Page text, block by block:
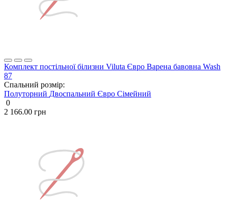
Комплект постільної білизни Viluta Євро Варена бавовна Wash
87
Спальний розмір:
Полуторний Двоспальний Євро Сімейний
0
2 166.00 грн